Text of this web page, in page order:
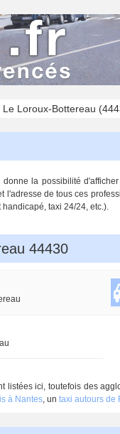
Le Loroux-Bottereau
la possibilité
de tous ces
taxi 24/24, etc.).
44430
listées ici, toutefois des
à Nantes, un taxi autours de